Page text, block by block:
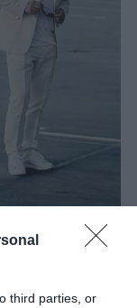
third parties, or
hyvää ja